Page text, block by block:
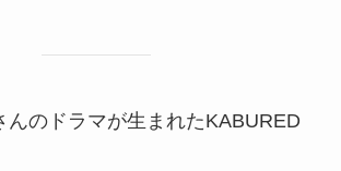
んのドラマが生まれたKABURED